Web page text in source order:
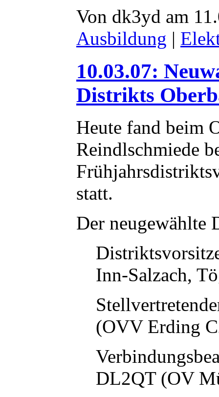
Von dk3yd am
Ausbildung |
10.03.07:
Distrikts
Heute fand beim
Reindlschmiede
statt.
Der neugewählte
Inn-Salzach,
(OVV Erding
DL2QT (OV